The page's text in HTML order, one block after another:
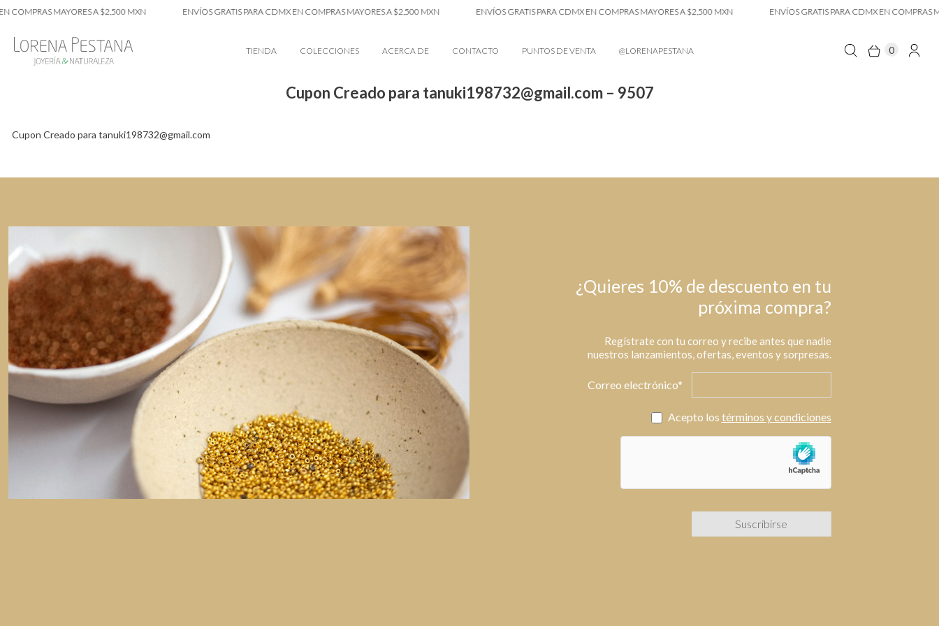
MAYORES A $2,500 MXN ENVÍOS GRATIS PARA CDMX EN COMPRAS MAYORES A $2,500 MXN ENVÍOS GRATIS PARA CDMX EN COMPRAS MAYORES A $2,500 MXN ENVÍOS GRATIS PARA CDMX EN COMPRAS
TIENDA COLECCIONES ACERCA DE CONTACTO PUNTOS DE VENTA @LORENAPESTANA 0
Cupon Creado para tanuki198732@gmail.com – 9507
Cupon Creado para tanuki198732@gmail.com
¿Quieres 10% de descuento en tu
próxima compra?
Regístrate con tu correo y recibe antes que nadie
nuestros lanzamientos, ofertas, eventos y sorpresas.
Correo electrónico*
Acepto los términos y condiciones